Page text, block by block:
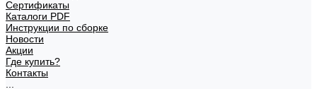
Сертификаты
Каталоги PDF
Инструкции по сборке
Новости
Акции
Где купить?
Контакты